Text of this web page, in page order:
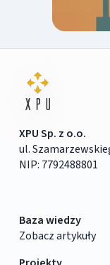
XPU Sp. z o.o.
ul.
NIP: 7792488801
Baza wiedzy
Zobacz artykuły